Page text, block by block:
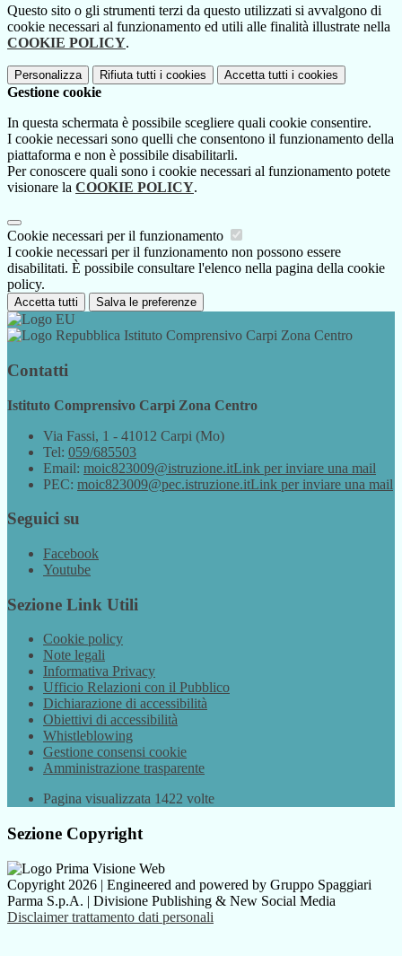
Questo sito o gli strumenti terzi da questo utilizzati si avvalgono di
cookie necessari al funzionamento ed utili alle finalità illustrate nella
COOKIE POLICY.
Personalizza Rifiuta tutti i cookies Accetta tutti i cookies
Gestione cookie
In questa schermata è possibile scegliere quali cookie consentire.
I cookie necessari sono quelli che consentono il funzionamento della
piattaforma e non è possibile disabilitarli.
Per conoscere quali sono i cookie necessari al funzionamento potete
visionare la COOKIE POLICY.
Cookie necessari per il funzionamento
I cookie necessari per il funzionamento non possono essere
disabilitati. È possibile consultare l'elenco nella pagina della cookie
policy.
Accetta tutti Salva le preferenze
Istituto Comprensivo Carpi Zona Centro
Contatti
Istituto Comprensivo Carpi Zona Centro
Via Fassi, 1 - 41012 Carpi (Mo)
Tel: 059/685503
Email: moic823009@istruzione.itLink per inviare una mail
PEC: moic823009@pec.istruzione.itLink per inviare una mail
Seguici su
Facebook
Youtube
Sezione Link Utili
Cookie policy
Note legali
Informativa Privacy
Ufficio Relazioni con il Pubblico
Dichiarazione di accessibilità
Obiettivi di accessibilità
Whistleblowing
Gestione consensi cookie
Amministrazione trasparente
Pagina visualizzata 1422 volte
Sezione Copyright
Copyright 2026 | Engineered and powered by Gruppo Spaggiari
Parma S.p.A. | Divisione Publishing & New Social Media
Disclaimer trattamento dati personali